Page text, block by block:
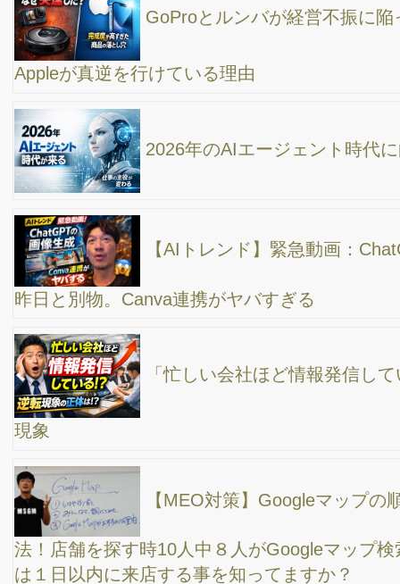
ィール設定
Google AI Mode が検索を変える。中小企業が今
すぐやるべき対策とは？
【保存版】AIを仕事にどう活用すればいい？今日
からできる実践的ステップ
AIマーケティング時代の学び方｜売り込まずに売
れる仕組みをつくる3つのポイント【2025年版】
AI講師を探している企業・団体様へ｜実践的AI研
修なら高橋真樹（全国対応）
みた。ウェブブラウザと一体化した新しい形のAIブラウザ。AIエ
ージェント
Googleマップ集客の始め方！ビジネスプロフィー